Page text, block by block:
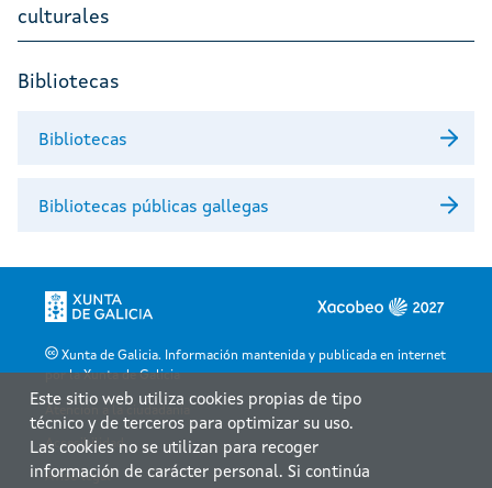
culturales
Bibliotecas
Bibliotecas
Bibliotecas públicas gallegas
Xunta de Galicia. Información mantenida y publicada en internet
por la Xunta de Galicia
Accesibilidad
Aviso legal
Este sitio web utiliza cookies propias de tipo
técnico y de terceros para optimizar su uso.
Las cookies no se utilizan para recoger
información de carácter personal. Si continúa